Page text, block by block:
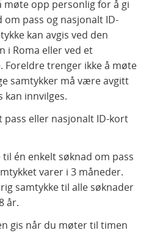
møte opp personlig for å gi
om pass og nasjonalt ID-
kan avgis ved den
i Roma eller ved et
Foreldre trenger ikke å møte
samtykker må være avgitt
kan innvilges.
pass eller nasjonalt ID-kort
til én enkelt søknad om pass
varer i 3 måneder.
samtykke til alle søknader
år.
gis når du møter til timen